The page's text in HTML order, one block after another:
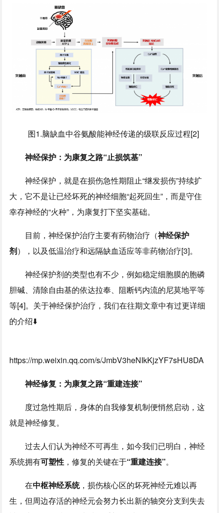
图1.脑缺血中谷氨酸能神经传递的级联反应过程[2]
神经保护：为康复之路“止损筑基”
神经保护，就是在损伤急性期阻止“继发损伤”持续扩
大，它不是让已经坏死的神经细胞“起死回生”，而是守住
幸存神经的“火种”，为康复打下坚实基础。
目前，神经保护治疗主要有药物治疗（神经保护
剂），以及低温治疗和远隔缺血适应等非药物治疗[3]。
神经保护剂的类型也有不少，例如稳定细胞膜的胞磷
胆碱、清除自由基的依达拉奉、阻断钙内流的尼莫地平等
等[4]。关于神经保护治疗，我们在往期文章中有过更详细
的介绍⬇️
https://mp.weixin.qq.com/s/JmbV3heNIkKjzYF7sHU8DA
神经修复：为康复之路“重建连接”
度过急性期后，身体的自我修复机制便悄然启动，这
就是神经修复。
过去人们认为神经不可再生，如今我们已明白，神经
系统拥有可塑性 ，修复的关键在于“重建连接”。
在中枢神经系统，损伤核心区的坏死神经元难以再
生，但周边存活的神经元会努力长出新的轴突分支到失去